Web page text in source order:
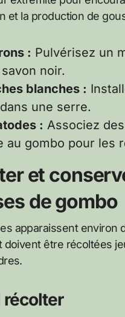
et la production de
: Pulvérisez un
noir.
blanches :
une serre.
: Associez
au gombo pour les
et
de gombo
apparaissent environ
doivent être récoltées
récolter